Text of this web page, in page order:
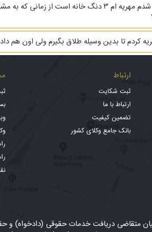
من از همسرم جدا شدم مهریه ام ۳ دنگ
کردم تا بدین وسیله طلاق بگیرم ولی اون هم
ارتباط
ثبت شکایت
ارتباط با ما
تضمین کیفیت
بانک جامع وکلای کشور
متقاضی دریافت خدمات حقوقی (دادخواه) و